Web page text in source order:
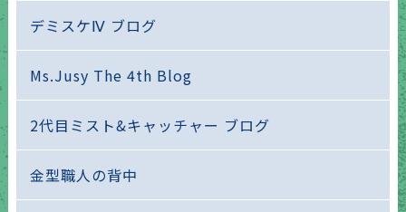
デミスケⅣ ブログ
Ms.Jusy The 4th Blog
2代目ミスト&キャッチャー ブログ
金型職人の背中